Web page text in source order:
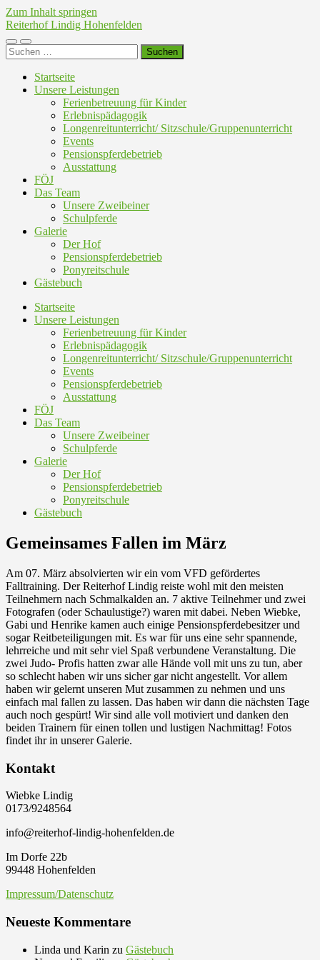
Zum Inhalt springen
Reiterhof Lindig Hohenfelden
Mobile-
Menü
Suchfeld
ein-/ausblenden
Suchen
nach:
Startseite
Unsere Leistungen
Ferienbetreuung für Kinder
Erlebnispädagogik
Longenreitunterricht/ Sitzschule/Gruppenunterricht
Events
Pensionspferdebetrieb
Ausstattung
FÖJ
Das Team
Unsere Zweibeiner
Schulpferde
Galerie
Der Hof
Pensionspferdebetrieb
Ponyreitschule
Gästebuch
Startseite
Unsere Leistungen
Ferienbetreuung für Kinder
Erlebnispädagogik
Longenreitunterricht/ Sitzschule/Gruppenunterricht
Events
Pensionspferdebetrieb
Ausstattung
FÖJ
Das Team
Unsere Zweibeiner
Schulpferde
Galerie
Der Hof
Pensionspferdebetrieb
Ponyreitschule
Gästebuch
Gemeinsames Fallen im März
Am 07. März absolvierten wir ein vom VFD gefördertes
Falltraining. Der Reiterhof Lindig reiste wohl mit den meisten
Teilnehmern nach Schmalkalden an. 7 aktive Teilnehmer und zwei
Fotografen (oder Schaulustige?) waren mit dabei. Neben Wiebke,
Gabi und Henrike kamen auch einige Pensionspferdebesitzer und
sogar Reitbeteiligungen mit. Es war für uns eine sehr spannende,
lehrreiche und mit sehr viel Spaß verbundene Veranstaltung. Die
zwei Judo- Profis hatten zwar alle Hände voll mit uns zu tun, aber
so schlecht haben wir uns sicher gar nicht angestellt. Vor allem
haben wir gelernt unseren Mut zusammen zu nehmen und uns
einfach mal fallen zu lassen. Das haben wir dann die nächsten Tage
auch noch gespürt! Wir sind alle voll motiviert und danken den
beiden Trainern für einen tollen und lustigen Nachmittag! Fotos
findet ihr in unserer Galerie.
Kontakt
Wiebke Lindig
0173/9248564
info@reiterhof-lindig-hohenfelden.de
Im Dorfe 22b
99448 Hohenfelden
Impressum/Datenschutz
Neueste Kommentare
Linda und Karin zu Gästebuch